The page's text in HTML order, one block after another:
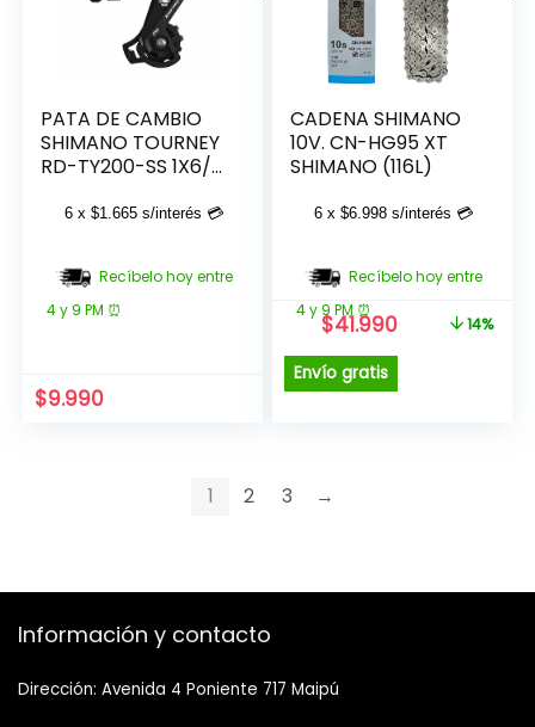
PATA DE CAMBIO
SHIMANO TOURNEY
RD-TY200-SS 1X6/7
6 x$1.665 s/interés 💳
Recíbelo hoy entre
4 y 9 PM ⏰
$9.990
CADENA SHIMANO
10V. CN-HG95 XT
SHIMANO (116L)
6 x$6.998 s/interés 💳
Recíbelo hoy entre
4 y 9 PM ⏰
El
original
era:
$41.990El
es:
Envío gratis
14%
1 2 3 →
Información y contacto
Dirección: Avenida 4 Poniente 717 Maipú